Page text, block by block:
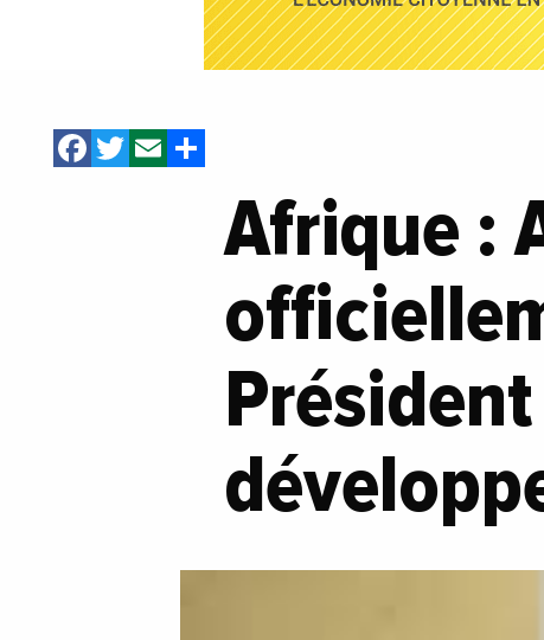
Facebook
Twitter
Email
Afrique :